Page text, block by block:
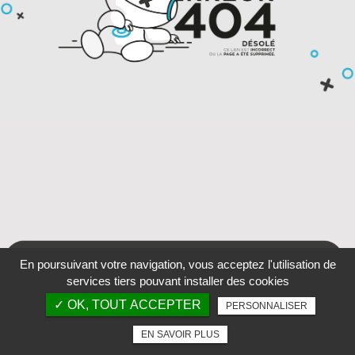
En poursuivant votre navigation, vous acceptez l'utilisation de
services tiers pouvant installer des cookies
✓ OK, TOUT ACCEPTER
PERSONNALISER
EN SAVOIR PLUS